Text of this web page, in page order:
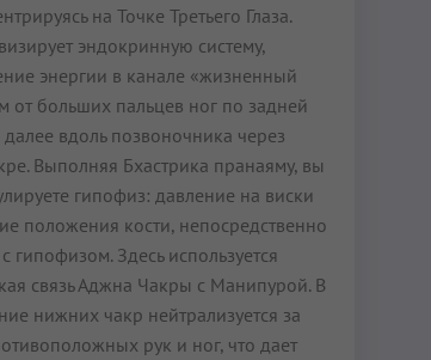
на Точке Третьего Глаза.
эндокринную систему,
энергии в канале «жизненный
от больших пальцев ног по задней
вдоль позвоночника через
Выполняя Бхастрика пранаяму, вы
гипофиз: давление на виски
положения кости, непосредственно
гипофизом. Здесь используется
связь Аджна Чакры с Манипурой. В
нижних чакр нейтрализуется за
рук и ног, что дает